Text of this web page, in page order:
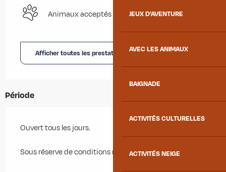
JEUX D'AVENTURE
AVEC LES ANIMAUX
BAIGNADE
ACTIVITÉS CULTURELLES
ACTIVITÉS NEIGE
Animaux acceptés
Afficher toutes les prestations
Période
Ouvert tous les jours.
Sous réserve de conditions météo favorables.